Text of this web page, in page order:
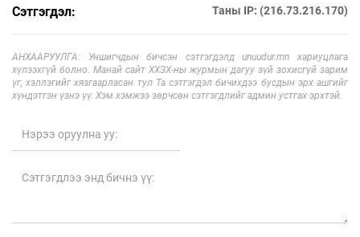
Сэтгэгдэл: Таны IP: (216.73.216.170)
АНХААРУУЛГА: Уншигчдын бичсэн сэтгэгдэлд unuudur.mn хариуцлага
хүлээхгүй болно. Манай сайт ХХЗХ-ны журмын дагуу зүй зохисгүй зарим
үг, хэллэгийг хязгаарласан тул Та сэтгэгдэл бичихдээ бусдын эрх ашгийг
хүндэтгэн үзнэ үү. Хэм хэмжээ зөрчсөн сэтгэгдлийг админ устгах эрхтэй.